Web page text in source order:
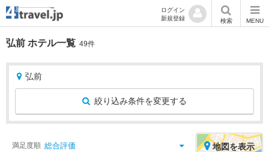
ログイン
新規登録
検索 MENU
弘前 ホテル一覧 49件
弘前
絞り込み条件を変更する
満足度順 総合評価 地図を表示